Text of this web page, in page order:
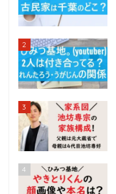
2
3
4